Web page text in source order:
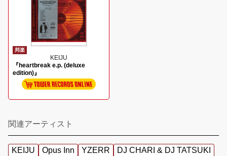
邦楽
KEIJU
『heartbreak e.p. (deluxe
edition)』
関連アーティスト
KEIJU Opus Inn YZERR DJ CHARI & DJ TATSUKI